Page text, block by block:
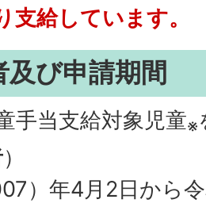
支給しています。
び申請期間
手当支給対象児童※
）
）年4月2日から